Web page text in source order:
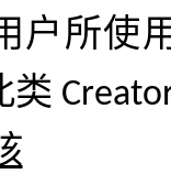
户所使
类